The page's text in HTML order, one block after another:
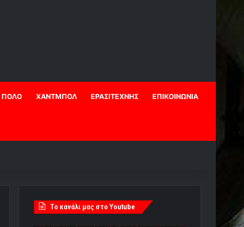
ΠΟΛΟ ΧΑΝΤΜΠΟΛ ΕΡΑΣΙΤΕΧΝΗΣ ΕΠΙΚΟΙΝΩΝΙΑ
Tο κανάλι μας στο Youtube